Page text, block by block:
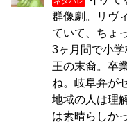
群像劇。リヴ
ていて、ちょ
3ヶ月間で小
王の末裔。卒
ね。岐阜弁が
地域の人は理
は素晴らしか